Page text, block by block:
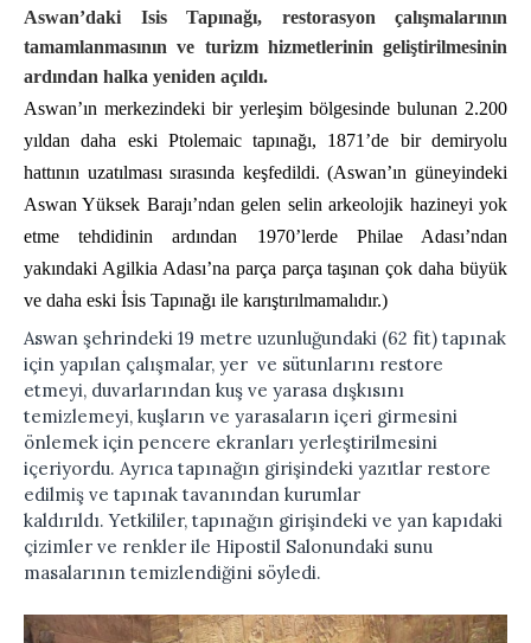
Aswan’daki Isis Tapınağı, restorasyon çalışmalarının
tamamlanmasının ve turizm hizmetlerinin geliştirilmesinin
ardından halka yeniden açıldı.
Aswan’ın merkezindeki bir yerleşim bölgesinde bulunan 2.200
yıldan daha eski Ptolemaic tapınağı, 1871’de bir demiryolu
hattının uzatılması sırasında keşfedildi. (Aswan’ın güneyindeki
Aswan Yüksek Barajı’ndan gelen selin arkeolojik hazineyi yok
etme tehdidinin ardından 1970’lerde Philae Adası’ndan
yakındaki Agilkia Adası’na parça parça taşınan çok daha büyük
ve daha eski İsis Tapınağı ile karıştırılmamalıdır.)
Aswan şehrindeki 19 metre uzunluğundaki (62 fit) tapınak
için yapılan çalışmalar, yer ve sütunlarını restore
etmeyi, duvarlarından kuş ve yarasa dışkısını
temizlemeyi, kuşların ve yarasaların içeri girmesini
önlemek için pencere ekranları yerleştirilmesini
içeriyordu. Ayrıca tapınağın girişindeki yazıtlar restore
edilmiş ve tapınak tavanından kurumlar
kaldırıldı. Yetkililer, tapınağın girişindeki ve yan kapıdaki
çizimler ve renkler ile Hipostil Salonundaki sunu
masalarının temizlendiğini söyledi.